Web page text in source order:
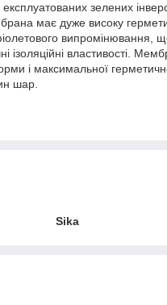
зелених
має дуже високу
випромінювання,
ізоляційні властивості.
і максимальної
шар.
Sika